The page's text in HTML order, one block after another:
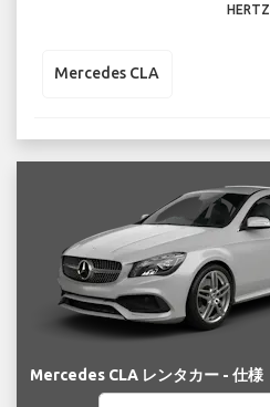
HERTZ
Mercedes CLA
Mercedes CLA レンタカー - 仕様